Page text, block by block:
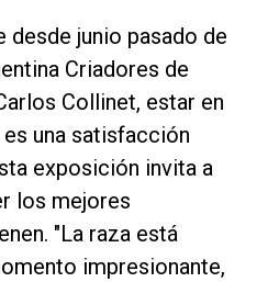
desde junio pasado de
Criadores de
Collinet, estar en
una satisfacción
exposición invita a
los mejores
"La raza está
impresionante,